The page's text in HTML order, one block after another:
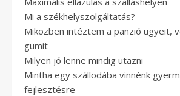
Mi a székhelyszolgáltatás?
Miközben intéztem a panzió ügyeit,
gumit
Milyen jó lenne mindig utazni
Mintha egy szállodába vinnénk
fejlesztésre